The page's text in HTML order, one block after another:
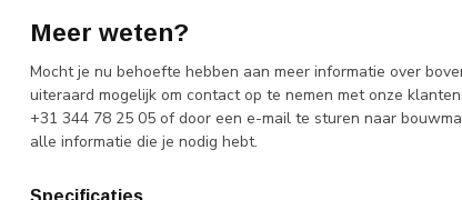
Meer weten?
Mocht je nu behoefte hebben aan meer informatie over
uiteraard mogelijk om contact op te nemen met onze
+31 344 78 25 05 of door een e-mail te sturen naar
alle informatie die je nodig hebt.